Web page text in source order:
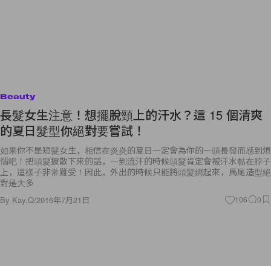
Beauty
長髮女生注意！想擺脫頸上的汗水？這 15 個清爽
的夏日髮型你絕對要嘗試！
如果你不是短髮女生，相信在炎炎的夏日一定會為你的一頭長發而感到煩
惱吧！把頭髮披散下來的話，一到流汗的時候頭髮肯定會被汗水黏在脖子
上，這樣子非常難受！因此，外出的時候只能將頭髮綁起來，馬尾造型絕
對是大多
By Kay.Q/2016年7月21日 106 0